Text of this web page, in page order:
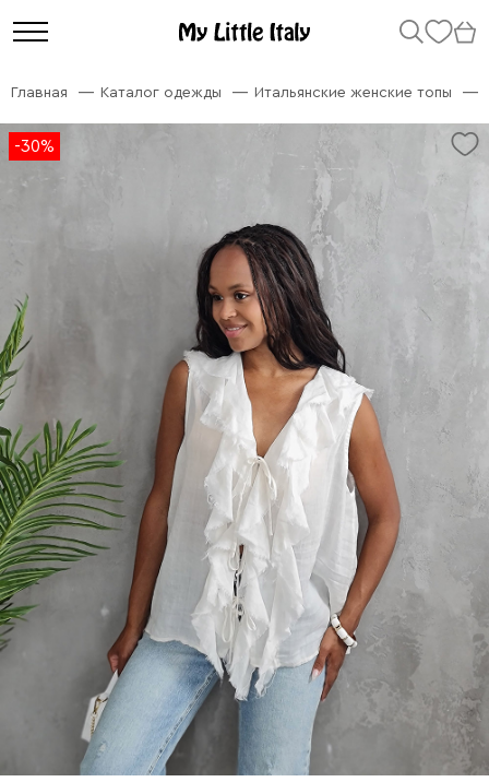
Главная Каталог одежды Итальянские женские топы
-30%
-30%